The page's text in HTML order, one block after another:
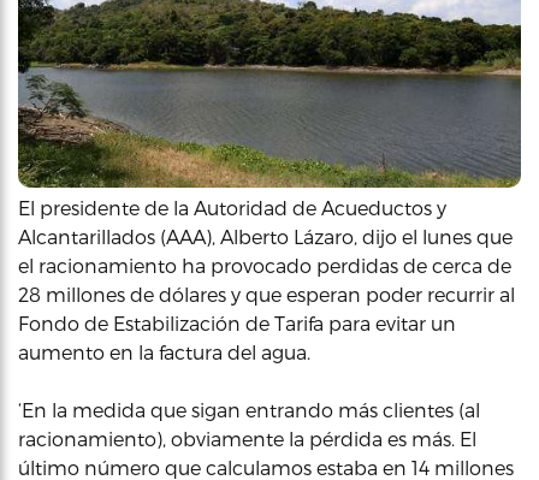
El presidente de la Autoridad de Acueductos y
Alcantarillados (AAA), Alberto Lázaro, dijo el lunes que
el racionamiento ha provocado perdidas de cerca de
28 millones de dólares y que esperan poder recurrir al
Fondo de Estabilización de Tarifa para evitar un
aumento en la factura del agua.
‘En la medida que sigan entrando más clientes (al
racionamiento), obviamente la pérdida es más. El
último número que calculamos estaba en 14 millones